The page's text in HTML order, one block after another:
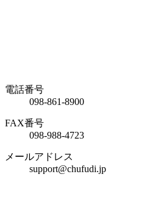
電話番号
098-861-8900
FAX番号
098-988-4723
メールアドレス
support@chufudi.jp